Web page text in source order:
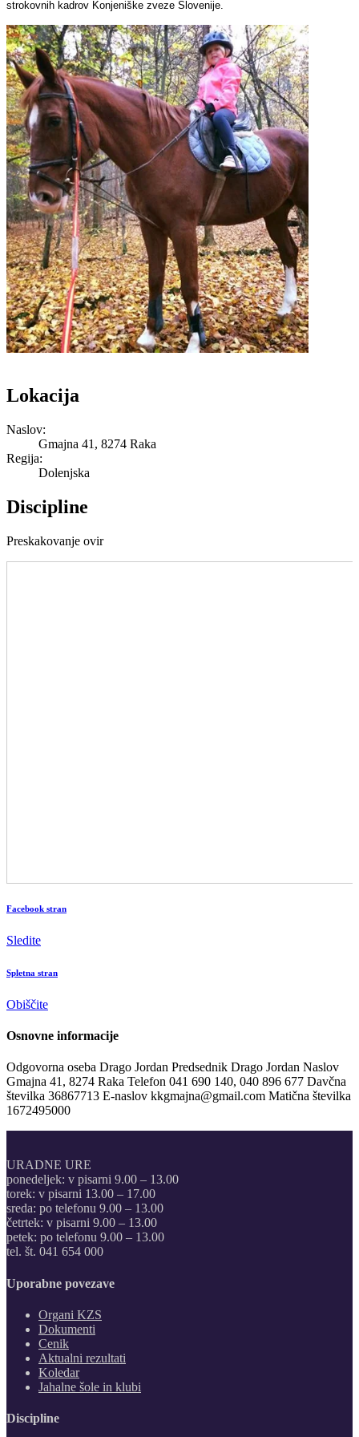
strokovnih kadrov Konjeniške zveze Slovenije.
Lokacija
Naslov:
Gmajna 41, 8274 Raka
Regija:
Dolenjska
Discipline
Preskakovanje ovir
Facebook stran
Sledite
Spletna stran
Obiščite
Osnovne informacije
Odgovorna oseba Drago Jordan Predsednik Drago Jordan Naslov
Gmajna 41, 8274 Raka Telefon 041 690 140, 040 896 677 Davčna
številka 36867713 E-naslov kkgmajna@gmail.com Matična številka
1672495000
URADNE URE
ponedeljek: v pisarni 9.00 – 13.00
torek: v pisarni 13.00 – 17.00
sreda: po telefonu 9.00 – 13.00
četrtek: v pisarni 9.00 – 13.00
petek: po telefonu 9.00 – 13.00
tel. št. 041 654 000
Uporabne povezave
Organi KZS
Dokumenti
Cenik
Aktualni rezultati
Koledar
Jahalne šole in klubi
Discipline